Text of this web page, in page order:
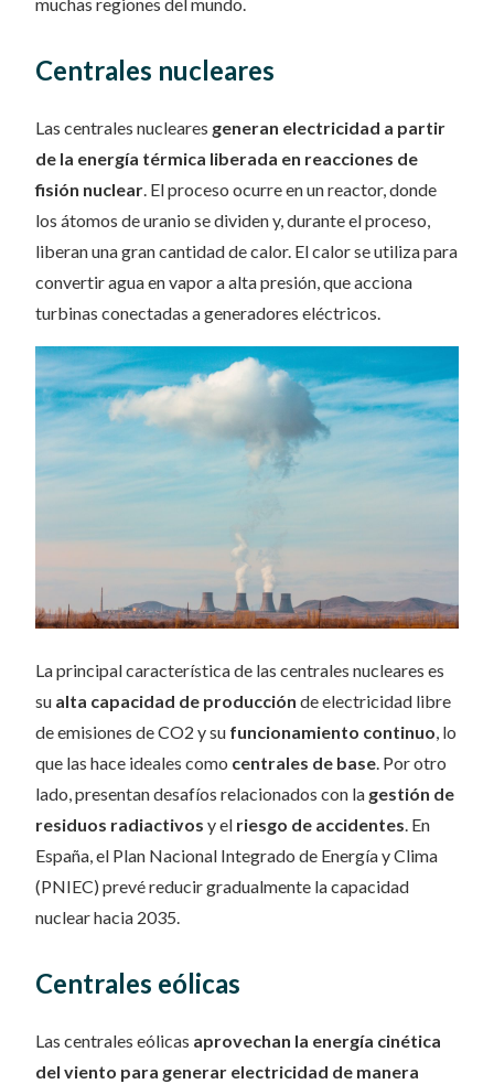
Centrales nucleares
Las centrales nucleares generan electricidad a partir
de la energía térmica liberada en reacciones de
fisión nuclear. El proceso ocurre en un reactor, donde
los átomos de uranio se dividen y, durante el proceso,
liberan una gran cantidad de calor. El calor se utiliza para
convertir agua en vapor a alta presión, que acciona
turbinas conectadas a generadores eléctricos.
La principal característica de las centrales nucleares es
su alta capacidad de producción de electricidad libre
de emisiones de CO2 y su funcionamiento continuo, lo
que las hace ideales como centrales de base. Por otro
lado, presentan desafíos relacionados con la gestión de
residuos radiactivos y el riesgo de accidentes. En
España, el Plan Nacional Integrado de Energía y Clima
(PNIEC) prevé reducir gradualmente la capacidad
nuclear hacia 2035.
Centrales eólicas
Las centrales eólicas aprovechan la energía cinética
del viento para generar electricidad de manera